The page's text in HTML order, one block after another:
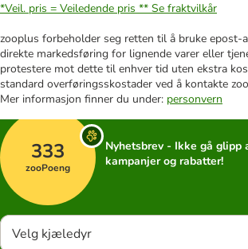
*Veil. pris = Veiledende pris ** Se fraktvilkår
zooplus forbeholder seg retten til å bruke epost-
direkte markedsføring for lignende varer eller
protestere mot dette til enhver tid uten ekstra
standard overføringsskostader ved å kontakte
Mer informasjon finner du under: personvern
333
zooPoeng
Nyhetsbrev - Ikke gå glipp
kampanjer og rabatter!
Velg kjæledyr